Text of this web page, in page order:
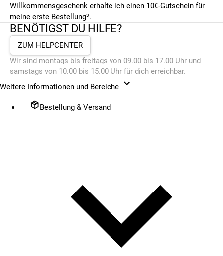
Willkommensgeschenk erhalte ich einen 10€-Gutschein für
meine erste Bestellung³.
BENÖTIGST DU HILFE?
ZUM HELPCENTER
Wir sind montags bis freitags von 09.00 bis 17.00 Uhr und
samstags von 10.00 bis 15.00 Uhr für dich erreichbar.
Weitere Informationen und Bereiche
Bestellung & Versand